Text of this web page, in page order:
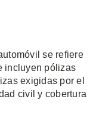
se refiere
incluyen pólizas
exigidas por el
civil y cobertura